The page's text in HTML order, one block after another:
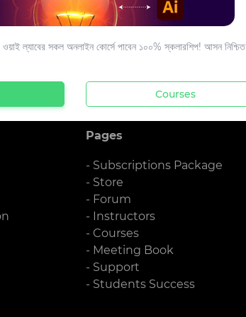
Pages
- Subscriptions Package
- Store
- Forum
- Instructors
- Courses
- Meeting Book
- Support
- Students Success
ল্যাবের সকল অনলাইন কোর্সে পাবেন ১০০% স্কলারশিপ! আসন নিশ্চিত
Courses